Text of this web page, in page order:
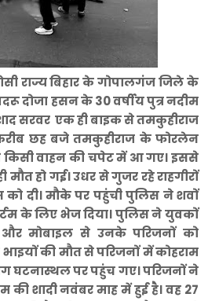
राज्य बिहार के गोपालगंज जिले के
दोजा हसन के 30 वर्षीय पुत्र नदीम
सरवर एक ही बाइक से तमकुहीराज
छह बजे तमकुहीराज के फोरलेन
किसी वाहन की चपेट में आ गए। इससे
मौत हो गई। उधर से गुजर रहे राहगीरों
दी। मौके पर पहुंची पुलिस ने शवों
के लिए भेज दिया। पुलिस ने युवकों
मोबाइल से उनके परिजनों को
की मौत से परिजनों में कोहराम
घटनास्थल पर पहुंच गए। परिजनों ने
की शादी नवंबर माह में हुई है। वह 27